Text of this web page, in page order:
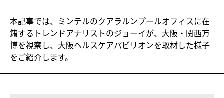
本記事では、ミンテルのクアラルンプールオフィスに在
籍するトレンドアナリストのジョーイが、大阪・関西万
博を視察し、大阪ヘルスケアパビリオンを取材した様子
をご紹介します。